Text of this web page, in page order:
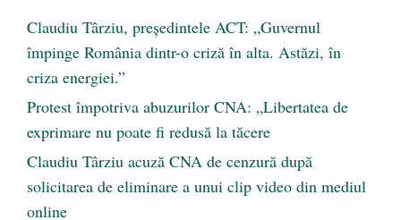
Claudiu Târziu, președintele ACT: „Guvernul
împinge România dintr-o criză în alta. Astăzi, în
criza energiei.”
Protest împotriva abuzurilor CNA: „Libertatea de
exprimare nu poate fi redusă la tăcere
Claudiu Târziu acuză CNA de cenzură după
solicitarea de eliminare a unui clip video din mediul
online